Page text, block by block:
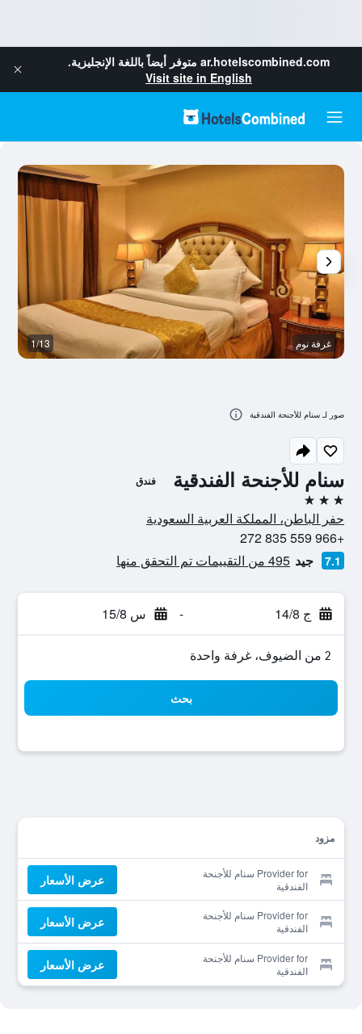
ar.hotelscombined.com متوفر أيضاً باللغة الإنجليزية.
Visit site in English
سنام للأجنحة الفندقية فندق
3 نجوم
حفر الباطن، المملكة العربية السعودية
+966 559 835 272
7.1 جيد 495 من التقييمات تم التحقق منها
ج 14/8 - س 15/8
2 من الضيوف، غرفة واحدة
بحث
مزود
Provider for سنام للأجنحة
الفندقية
عرض الأسعار
Provider for سنام للأجنحة
الفندقية
عرض الأسعار
Provider for سنام للأجنحة
الفندقية
عرض الأسعار
غرفة نوم 1/13
صور لـ سنام للأجنحة الفندقية